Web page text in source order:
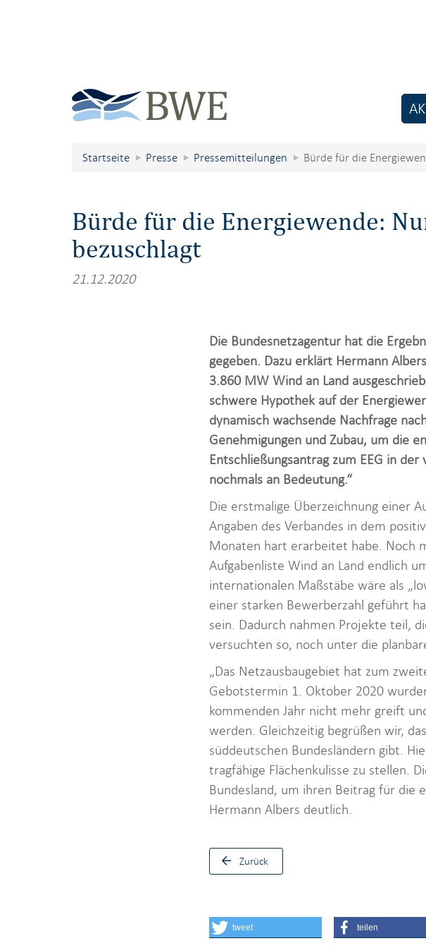
Startseite Presse Pressemitteilungen Bürde für die
Bürde für die Energiewende:
bezuschlagt
21.12.2020
Die Bundesnetzagentur hat die
gegeben. Dazu erklärt Hermann
3.860 MW Wind an Land
schwere Hypothek auf der
dynamisch wachsende Nachfrage
Genehmigungen und Zubau, um die
Entschließungsantrag zum EEG in
nochmals an Bedeutung.“
Die erstmalige Überzeichnung einer
Angaben des Verbandes in dem
Monaten hart erarbeitet habe. Noch
Aufgabenliste Wind an Land endlich
internationalen Maßstäbe wäre als
einer starken Bewerberzahl geführt
sein. Dadurch nahmen Projekte teil,
versuchten so, noch unter die
„Das Netzausbaugebiet hat zum
Gebotstermin 1. Oktober 2020
kommenden Jahr nicht mehr greift
werden. Gleichzeitig begrüßen wir,
süddeutschen Bundesländern gibt.
tragfähige Flächenkulisse zu stellen.
Bundesland, um ihren Beitrag für die
Hermann Albers deutlich.
Zurück
tweet teilen